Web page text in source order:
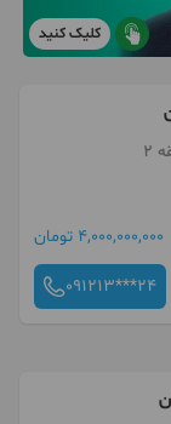
کلیک کنید
4,000,000,000 تومان
091213***24